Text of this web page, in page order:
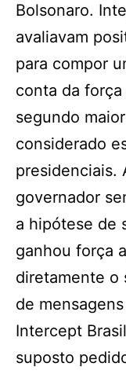
Bolsonaro.
avaliavam
para compor
conta da
segundo
considerado
presidenciais.
governador
a hipótese de
ganhou força
diretamente o
de
Intercept
suposto